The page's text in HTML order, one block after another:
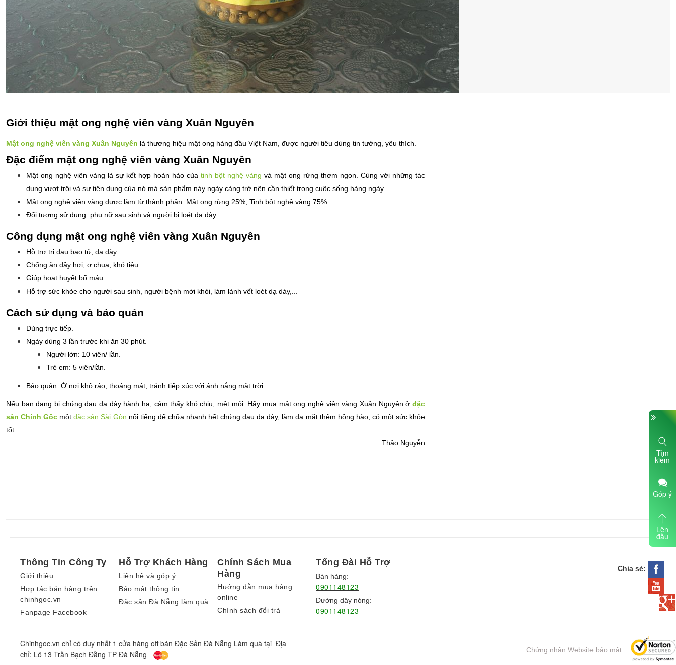
Giới thiệu mật ong nghệ viên vàng Xuân Nguyên
Mật ong nghệ viên vàng Xuân Nguyên là thương hiệu mật ong hàng đầu Việt Nam, được người tiêu dùng tin tưởng, yêu thích.
Đặc điểm mật ong nghệ viên vàng Xuân Nguyên
Mật ong nghệ viên vàng là sự kết hợp hoàn hảo của tinh bột nghệ vàng và mật ong rừng thơm ngon. Cùng với những tác
dụng vượt trội và sự tiện dụng của nó mà sản phẩm này ngày càng trở nên cần thiết trong cuộc sống hàng ngày.
Mật ong nghệ viên vàng được làm từ thành phần: Mật ong rừng 25%, Tinh bột nghệ vàng 75%.
Đối tượng sử dụng: phụ nữ sau sinh và người bị loét dạ dày.
Công dụng mật ong nghệ viên vàng Xuân Nguyên
Hỗ trợ trị đau bao tử, dạ dày.
Chống ăn đầy hơi, ợ chua, khó tiêu.
Giúp hoạt huyết bổ máu.
Hỗ trợ sức khỏe cho người sau sinh, người bệnh mới khỏi, làm lành vết loét dạ dày,...
Cách sử dụng và bảo quản
Dùng trực tiếp.
Ngày dùng 3 lần trước khi ăn 30 phút.
Người lớn: 10 viên/ lần.
Trẻ em: 5 viên/lần.
Bảo quản: Ở nơi khô ráo, thoáng mát, tránh tiếp xúc với ánh nắng mặt trời.
​Nếu bạn đang bị chứng đau dạ dày hành hạ, cảm thấy khó chịu, mệt mỏi. Hãy mua mật ong nghệ viên vàng Xuân Nguyên ở đặc
sản Chính Gốc một đặc sản Sài Gòn nổi tiếng để chữa nhanh hết chứng đau dạ dày, làm da mặt thêm hồng hào, có một sức khỏe
tốt.
Thảo Nguyễn
Thông Tin Công Ty
Giới thiệu
Hợp tác bán hàng trên
chinhgoc.vn
Fanpage Facebook
Hỗ Trợ Khách Hàng
Liên hệ và góp ý
Bảo mật thông tin
Đặc sản Đà Nẵng làm quà
Chính Sách Mua
Hàng
Hướng dẫn mua hàng
online
Chính sách đổi trả
Tổng Đài Hỗ Trợ
Bán hàng:
0901148123
Đường dây nóng:
0901148123
Chia sẻ:
Chinhgoc.vn chỉ có duy nhất 1 cửa hàng off bán Đặc Sản Đà Nẵng Làm quà tại Địa
chỉ: Lô 13 Trần Bạch Đằng TP Đà Nẵng
Chứng nhận Website bảo mật:
Tìm
kiếm
Góp ý
Lên
đầu